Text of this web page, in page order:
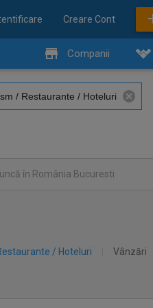
Creare Cont
Companii
în România Bucuresti
/ Hoteluri Vânzări